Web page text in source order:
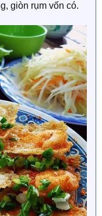
giòn rụm vốn có.